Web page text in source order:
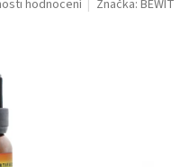
hodnocení Značka:BEWIT